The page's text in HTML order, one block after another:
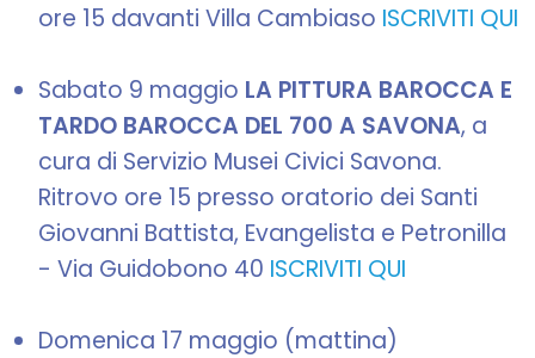
ore 15 davanti Villa Cambiaso ISCRIVITI QUI
Sabato 9 maggio LA PITTURA BAROCCA E
TARDO BAROCCA DEL 700 A SAVONA, a
cura di Servizio Musei Civici Savona.
Ritrovo ore 15 presso oratorio dei Santi
Giovanni Battista, Evangelista e Petronilla
- Via Guidobono 40 ISCRIVITI QUI
Domenica 17 maggio (mattina)